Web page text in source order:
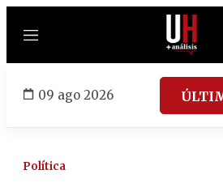
Menú
09 ago 2026
Política